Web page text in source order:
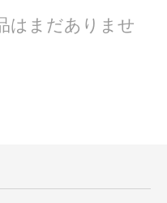
はまだありませ